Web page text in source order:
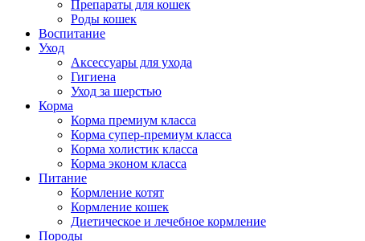
Препараты для кошек
Роды кошек
Воспитание
Уход
Аксессуары для ухода
Гигиена
Уход за шерстью
Корма
Корма премиум класса
Корма супер-премиум класса
Корма холистик класса
Корма эконом класса
Питание
Кормление котят
Кормление кошек
Диетическое и лечебное кормление
Породы